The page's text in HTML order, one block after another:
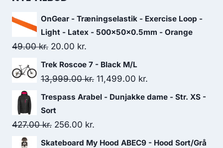
OnGear - Træningselastik - Exercise Loop -
Light - Latex - 500x50x0.5mm - Orange
49.00kr. Original
price
was:
20.00 kr.
price
is:
Trek Roscoe 7 - Black M/L
13,999.00kr. Original
price
11,499.00 kr.
price
Trespass Arabel - Dunjakke dame - Str. XS -
Sort
427.00kr. Original
price
256.00 kr.
price
Skateboard My Hood ABEC9 - Hood Sort/Grå